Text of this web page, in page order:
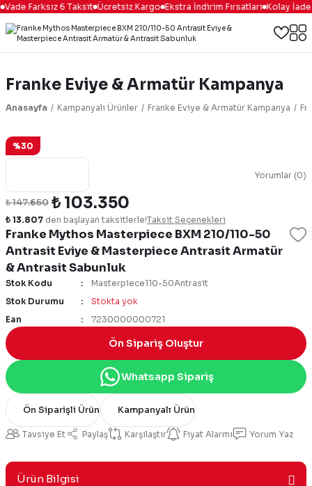
Vade Farksız 6 Taksit Ücretsiz Kargo Ekstra İndirim Fırsatları Kolay İade
Franke Eviye & Armatür Kampanya
Anasayfa Kampanyalı Ürünler Franke Eviye & Armatür Kampanya
%30
Yorumlar (0)
Franke Mythos Masterpiece BXM 210/110-50
Antrasit Eviye & Masterpiece Antrasit Armatür
& Antrasit Sabunluk
₺ 147.650 ₺ 103.350
₺ 13.807 den başlayan taksitlerle!Taksit Seçenekleri
Stok Kodu
Masterpiece110-50Antrasit
Stok Durumu
Stokta yok
Ean
7230000000721
Ön Sipariş Oluştur
Whatsapp Sipariş
Ön Siparişli Ürün Kampanyalı Ürün
Tavsiye Et Paylaş Karşılaştır Fiyat Alarmı Yorum Yaz
Ürün Bilgisi